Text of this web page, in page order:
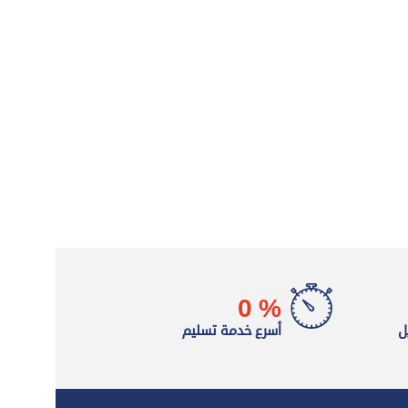
%
0
أسرع خدمة تسليم